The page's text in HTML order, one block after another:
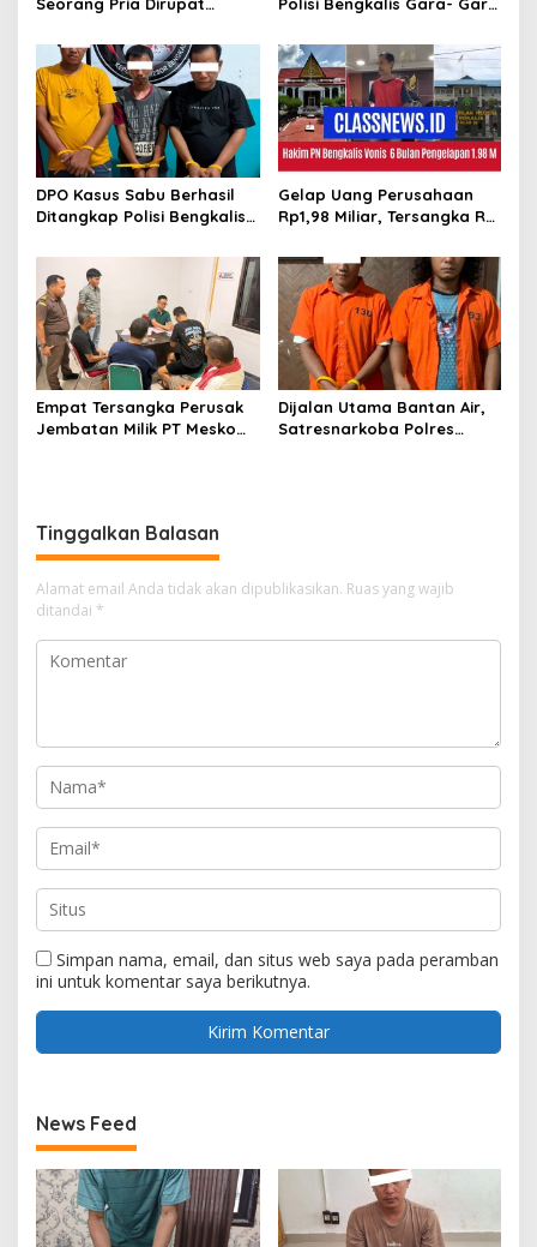
Seorang Pria Dirupat
Polisi Bengkalis Gara- Gara
DPO Kasus Sabu Berhasil
Ditangkap Polisi Bengkalis,
Diringkus
Gelap Uang Perusahaan
Rp1,98 Miliar, Tersangka RS
PN Bengkalis, JPU Ajukan
Banding
Empat Tersangka Perusak
Jembatan Milik PT Meskom
Dijalan Utama Bantan Air,
Satresnarkoba Polres
Tinggalkan Balasan
Alamat email Anda tidak akan dipublikasikan. Ruas yang wajib
ditandai *
Simpan nama, email, dan situs web saya pada peramban
ini untuk komentar saya berikutnya.
News Feed